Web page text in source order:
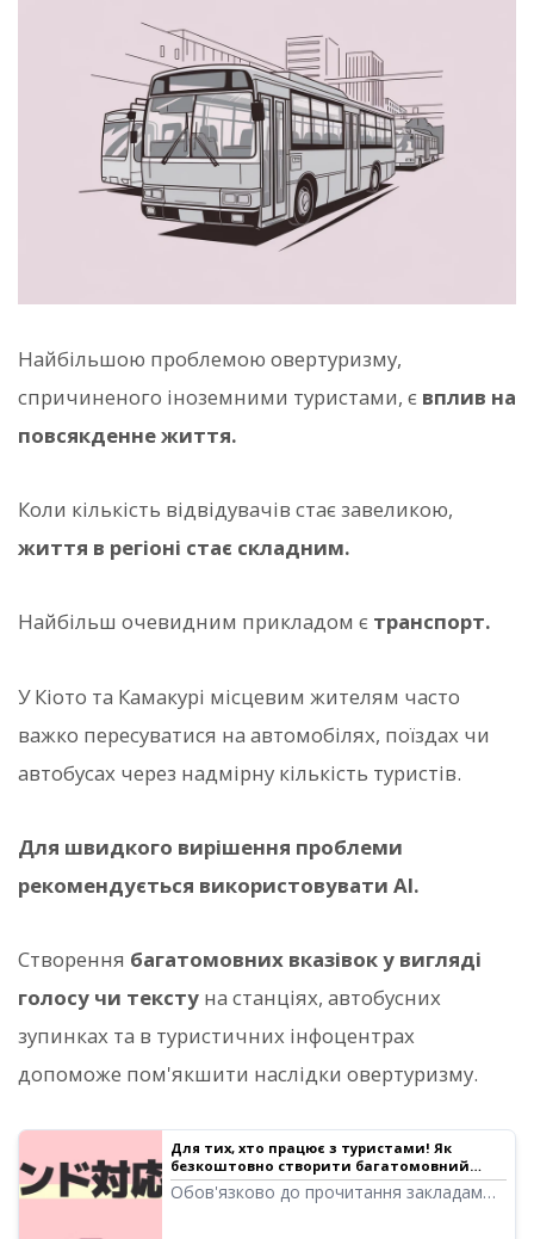
Найбільшою проблемою овертуризму,
спричиненого іноземними туристами, є вплив на
повсякденне життя.
Коли кількість відвідувачів стає завеликою,
життя в регіоні стає складним.
Найбільш очевидним прикладом є транспорт.
У Кіото та Камакурі місцевим жителям часто
важко пересуватися на автомобілях, поїздах чи
автобусах через надмірну кількість туристів.
Для швидкого вирішення проблеми
рекомендується використовувати AI.
Створення багатомовних вказівок у вигляді
голосу чи тексту на станціях, автобусних
зупинках та в туристичних інфоцентрах
допоможе пом'якшити наслідки овертуризму.
Для тих, хто працює з туристами! Як
безкоштовно створити багатомовний
аудіогід за допомогою новітніх методів та
їхні переваги | Програма для озвучування
Обов'язково до прочитання закладам